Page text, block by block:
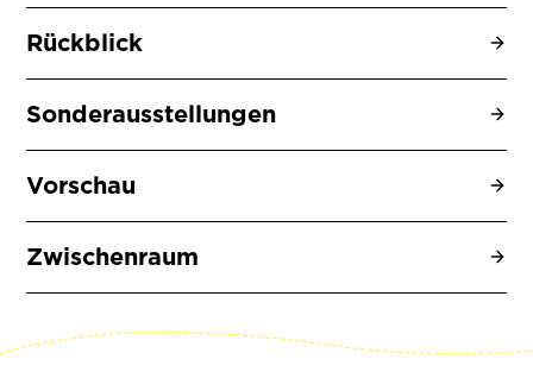
Rückblick
Sonderausstellungen
Vorschau
Zwischenraum